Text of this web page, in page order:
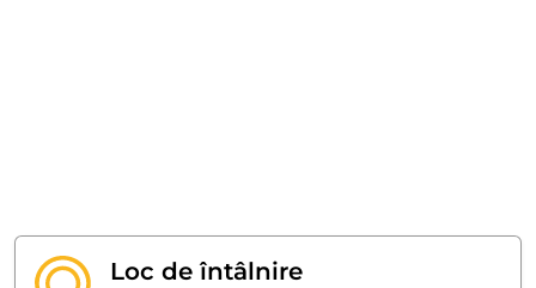
Loc de întâlnire